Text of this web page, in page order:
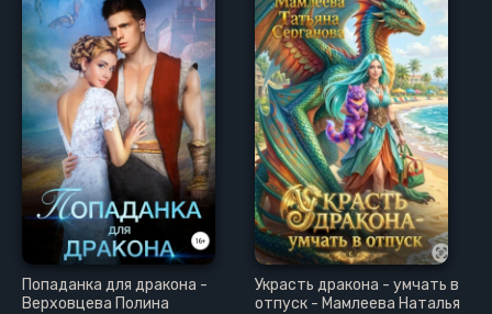
Попаданка для дракона -
Верховцева Полина
Украсть дракона - умчать в
отпуск - Мамлеева Наталья